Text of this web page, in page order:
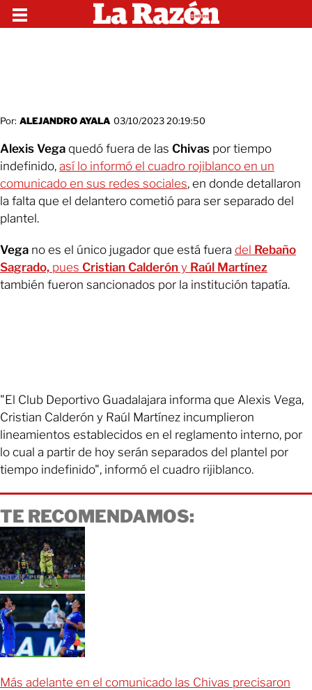
Por: ALEJANDRO AYALA 03/10/2023 20:19:50
Alexis Vega quedó fuera de las Chivas por tiempo
indefinido, así lo informó el cuadro rojiblanco en un
comunicado en sus redes sociales, en donde detallaron
la falta que el delantero cometió para ser separado del
plantel.
Vega no es el único jugador que está fuera del Rebaño
Sagrado, pues Cristian Calderón y Raúl Martínez
también fueron sancionados por la institución tapatía.
"El Club Deportivo Guadalajara informa que Alexis Vega,
Cristian Calderón y Raúl Martínez incumplieron
lineamientos establecidos en el reglamento interno, por
lo cual a partir de hoy serán separados del plantel por
tiempo indefinido", informó el cuadro rijiblanco.
TE RECOMENDAMOS:
Más adelante en el comunicado las Chivas precisaron